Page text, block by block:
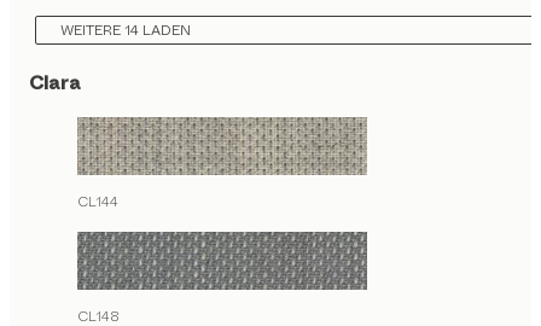
WEITERE 14 LADEN
Clara
CL144
CL148